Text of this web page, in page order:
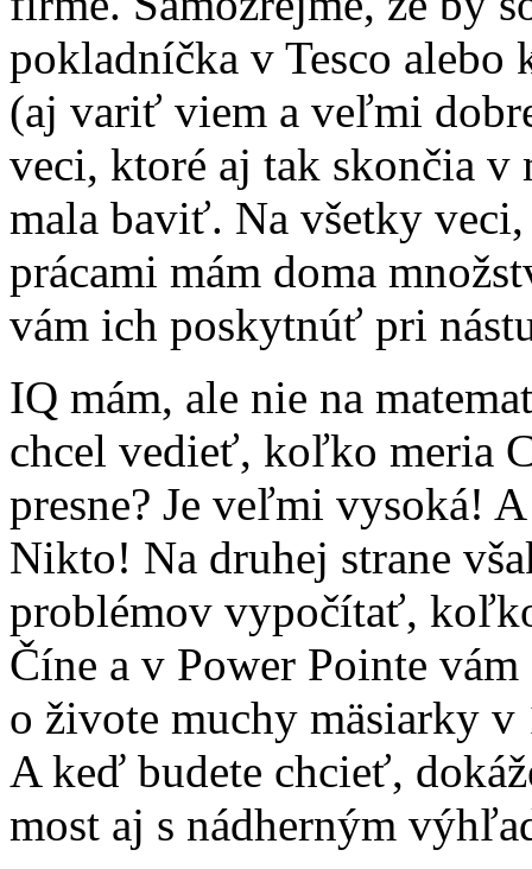
pokladníčka v Tesco alebo
(aj variť viem a veľmi
veci, ktoré aj tak skončia v
mala baviť. Na všetky
prácami mám doma
vám ich poskytnúť pri
IQ mám, ale nie na
chcel vedieť, koľko meria
presne? Je veľmi vysoká!
Nikto! Na druhej strane
problémov vypočítať,
Číne a v Power Pointe
o živote muchy mäsiarky v
A keď budete chcieť,
most aj s nádherným